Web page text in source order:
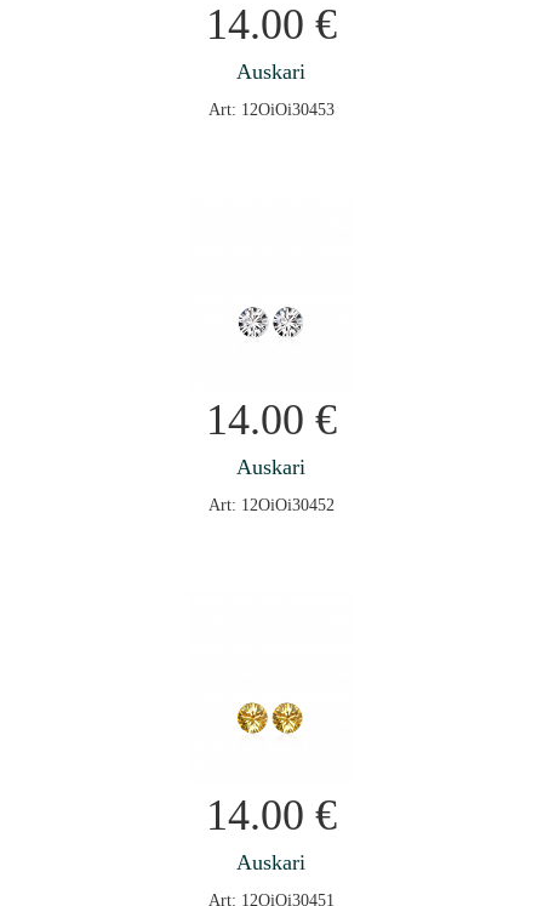
14.00 €
Auskari
Art: 12OiOi30453
14.00 €
Auskari
Art: 12OiOi30452
14.00 €
Auskari
Art: 12OiOi30451